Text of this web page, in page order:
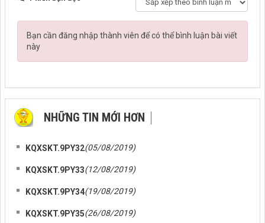
Bạn cần đăng nhập thành viên để có thể bình luận bài viết
này
NHỮNG TIN MỚI HƠN
KQXSKT.9PY32(05/08/2019)
KQXSKT.9PY33(12/08/2019)
KQXSKT.9PY34(19/08/2019)
KQXSKT.9PY35(26/08/2019)